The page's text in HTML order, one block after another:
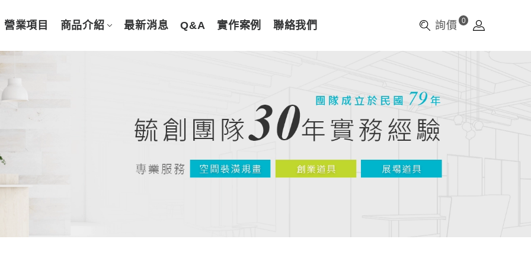
營業項目 商品介紹 最新消息 Q&A 實作案例 聯絡我們 詢價 0